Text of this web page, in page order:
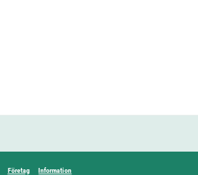
Företag Information